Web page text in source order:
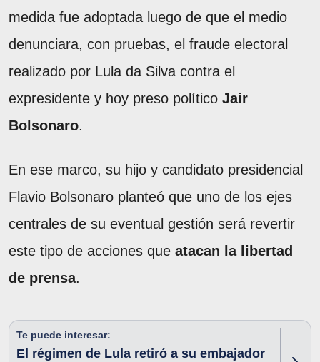
medida fue adoptada luego de que el medio
denunciara, con pruebas, el fraude electoral
realizado por Lula da Silva contra el
expresidente y hoy preso político Jair
Bolsonaro.
En ese marco, su hijo y candidato presidencial
Flavio Bolsonaro planteó que uno de los ejes
centrales de su eventual gestión será revertir
este tipo de acciones que atacan la libertad
de prensa.
Te puede interesar:
El régimen de Lula retiró a su embajador